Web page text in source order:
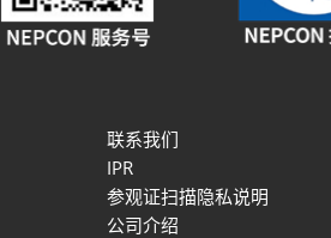
联系我们
IPR
参观证扫描隐私说明
公司介绍